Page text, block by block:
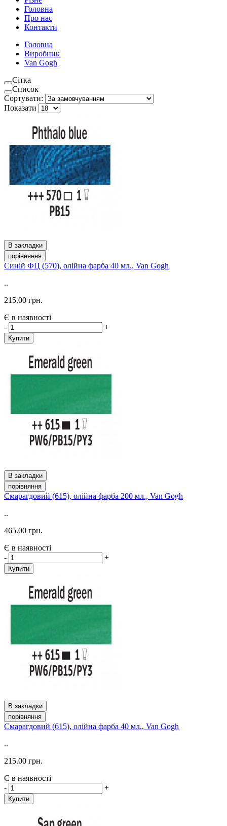
Головна
Про нас
Контакти
Головна
Виробник
Van Gogh
Сітка
Список
Сортувати:
Показати
В закладки
порівняння
Синій ФЦ (570), олійна фарба 40 мл., Van Gogh
..
215.00 грн.
Є в наявності
-
+
Купити
В закладки
порівняння
Смарагдовий (615), олійна фарба 200 мл., Van Gogh
..
465.00 грн.
Є в наявності
-
+
Купити
В закладки
порівняння
Смарагдовий (615), олійна фарба 40 мл., Van Gogh
..
215.00 грн.
Є в наявності
-
+
Купити